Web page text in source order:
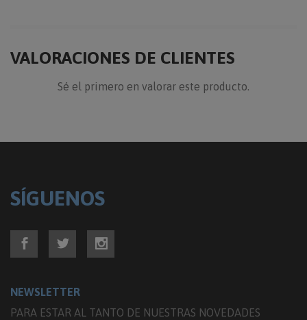
VALORACIONES DE CLIENTES
Sé el primero en valorar este producto.
SÍGUENOS
NEWSLETTER
PARA ESTAR AL TANTO DE NUESTRAS NOVEDADES